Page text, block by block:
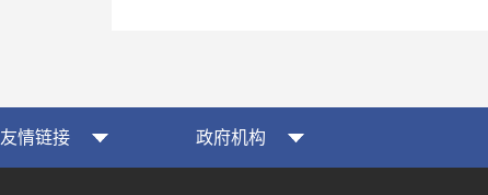
友情链接 政府机构